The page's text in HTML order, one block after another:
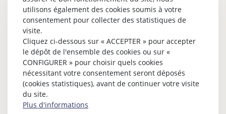
utilisons également des cookies soumis à votre
consentement pour collecter des statistiques de
visite.
Cliquez ci-dessous sur « ACCEPTER » pour accepter
le dépôt de l'ensemble des cookies ou sur «
CONFIGURER » pour choisir quels cookies
nécessitant votre consentement seront déposés
(cookies statistiques), avant de continuer votre visite
du site.
Plus d'informations